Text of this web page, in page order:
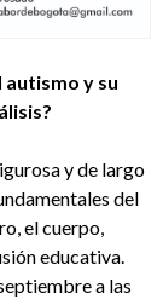
autismo y su
y de largo
del
el cuerpo,
educativa.
a las